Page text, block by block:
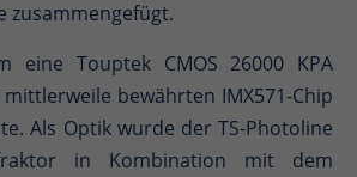
zusammengefügt.
eine Touptek CMOS 26000 KPA
bewährten IMX571-Chip
Als Optik wurde der TS-Photoline
in Kombination mit dem